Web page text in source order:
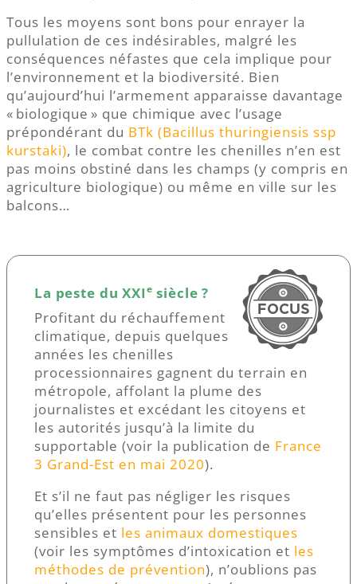
Tous les moyens sont bons pour enrayer la
pullulation de ces indésirables, malgré les
conséquences néfastes que cela implique pour
l’environnement et la biodiversité. Bien
qu’aujourd’hui l’armement apparaisse davantage
« biologique » que chimique avec l’usage
prépondérant du BTk (Bacillus thuringiensis ssp
kurstaki), le combat contre les chenilles n’en est
pas moins obstiné dans les champs (y compris en
agriculture biologique) ou même en ville sur les
balcons…
La peste du XXIe siècle ?
Profitant du réchauffement
climatique, depuis quelques
années les chenilles
processionnaires gagnent du terrain en
métropole, affolant la plume des
journalistes et excédant les citoyens et
les autorités jusqu’à la limite du
supportable (voir la publication de France
3 Grand-Est en mai 2020).
Et s’il ne faut pas négliger les risques
qu’elles présentent pour les personnes
sensibles et les animaux domestiques
(voir les symptômes d’intoxication et les
méthodes de prévention), n’oublions pas